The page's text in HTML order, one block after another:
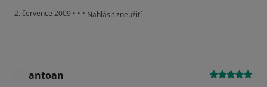
2. července 2009 • • • podle názoru uživatele anonyymka
Nahlásit zneužití
antoan